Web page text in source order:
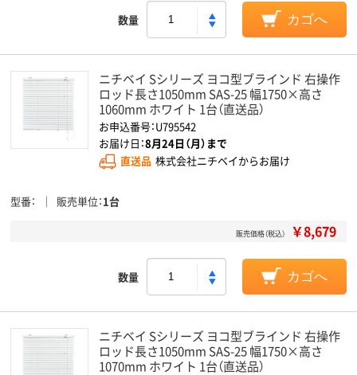
数量 カゴへ
ニチベイ Sシリーズ ヨコ型ブラインド 右操作
ロッド長さ1050mm SAS-25 幅1750×高さ
1060mm ホワイト 1台（直送品）
お申込番号：U795542
お届け日：8月24日（月）まで
直送品 株式会社ニチベイからお届け
型番 販売単位 1台
販売価格（税込） ￥8,679
数量 カゴへ
ニチベイ Sシリーズ ヨコ型ブラインド 右操作
ロッド長さ1050mm SAS-25 幅1750×高さ
1070mm ホワイト 1台（直送品）